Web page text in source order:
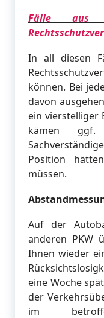
Fälle
In all diesen
können. Bei
davon
ein vierstelliger
kämen ggf.
Position
müssen.
Auf der
anderen PKW
Ihnen wieder
eine Woche
der
im